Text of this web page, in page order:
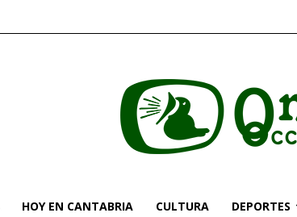
HOY EN CANTABRIA CULTURA DEPORTES